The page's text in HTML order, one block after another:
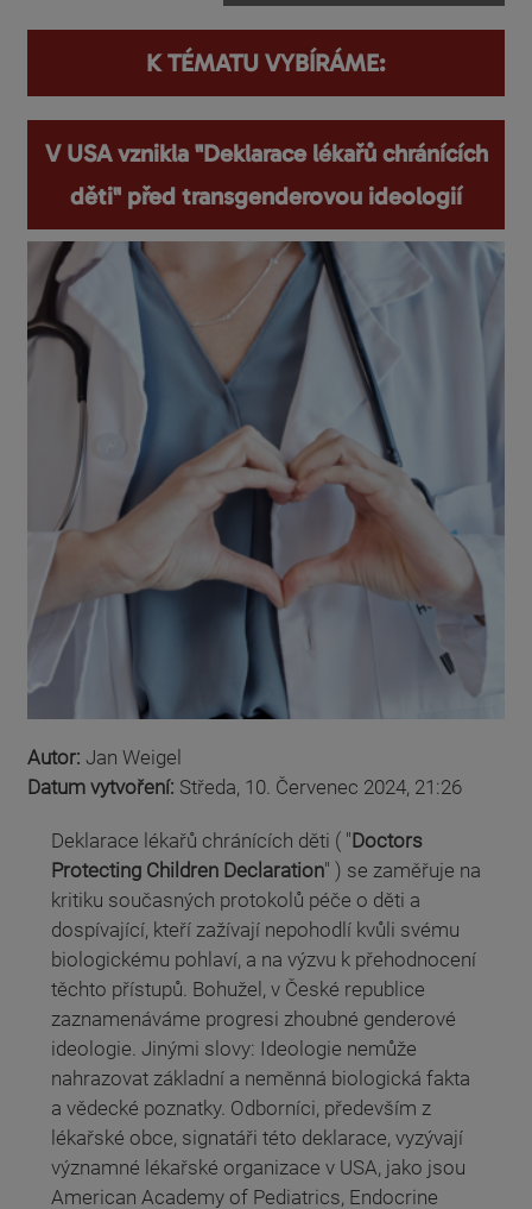
K TÉMATU VYBÍRÁME:
V USA vznikla "Deklarace lékařů chránících
děti" před transgenderovou ideologií
Autor: Jan Weigel
Datum vytvoření: Středa, 10. Červenec 2024, 21:26
Deklarace lékařů chránících děti ( "Doctors
Protecting Children Declaration" ) se zaměřuje na
kritiku současných protokolů péče o děti a
dospívající, kteří zažívají nepohodlí kvůli svému
biologickému pohlaví, a na výzvu k přehodnocení
těchto přístupů. Bohužel, v České republice
zaznamenáváme progresi zhoubné genderové
ideologie. Jinými slovy: Ideologie nemůže
nahrazovat základní a neměnná biologická fakta
a vědecké poznatky. Odborníci, především z
lékařské obce, signatáři této deklarace, vyzývají
významné lékařské organizace v USA, jako jsou
American Academy of Pediatrics, Endocrine